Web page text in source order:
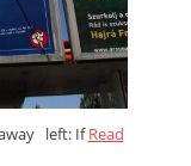
left: IfRead